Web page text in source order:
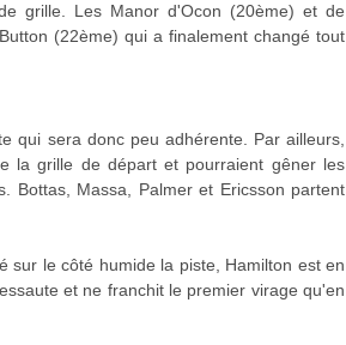
grille. Les Manor d'Ocon (20ème) et de
(22ème) qui a finalement changé tout
qui sera donc peu adhérente. Par ailleurs,
la grille de départ et pourraient gêner les
Bottas, Massa, Palmer et Ericsson partent
sur le côté humide la piste, Hamilton est en
et ne franchit le premier virage qu'en